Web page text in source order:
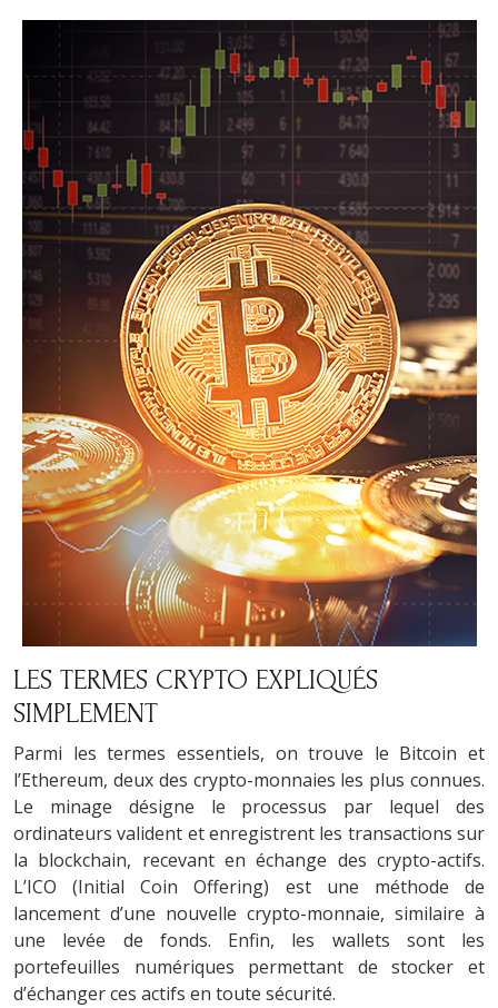
LES TERMES CRYPTO EXPLIQUÉS
SIMPLEMENT
Parmi les termes essentiels, on trouve le Bitcoin et
l’Ethereum, deux des crypto-monnaies les plus connues.
Le minage désigne le processus par lequel des
ordinateurs valident et enregistrent les transactions sur
la blockchain, recevant en échange des crypto-actifs.
L’ICO (Initial Coin Offering) est une méthode de
lancement d’une nouvelle crypto-monnaie, similaire à
une levée de fonds. Enfin, les wallets sont les
portefeuilles numériques permettant de stocker et
d’échanger ces actifs en toute sécurité.